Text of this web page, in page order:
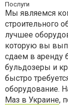
Послуги
Мы являемся
строительного
лучшее
которую вы
сдаем в аренду
бульдозеры и
быстро
оборудование.
Маз в Украине,